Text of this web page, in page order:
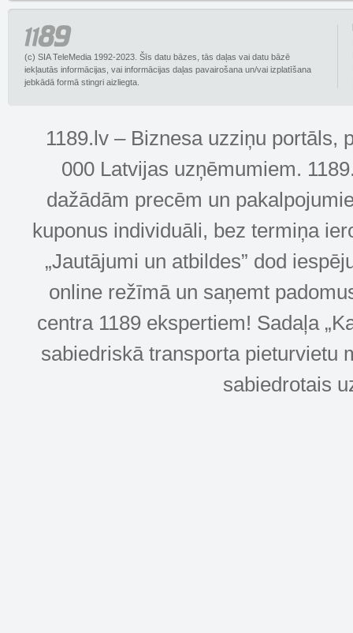
(c) SIA TeleMedia 1992-2023. Šīs datu bāzes, tās daļas vai datu bāzē
iekļautās informācijas, vai informācijas daļas pavairošana un/vai izplatīšana
jebkādā formā stingri aizliegta.
1189.lv – Biznesa uzziņu portāls,
000 Latvijas uzņēmumiem.
dažādām precēm un
kuponus individuāli, bez termiņa
„Jautājumi un atbildes” dod
online režīmā un saņemt
centra 1189 ekspertiem! Sadaļa
sabiedriskā transporta pieturvietu
sabiedrotais